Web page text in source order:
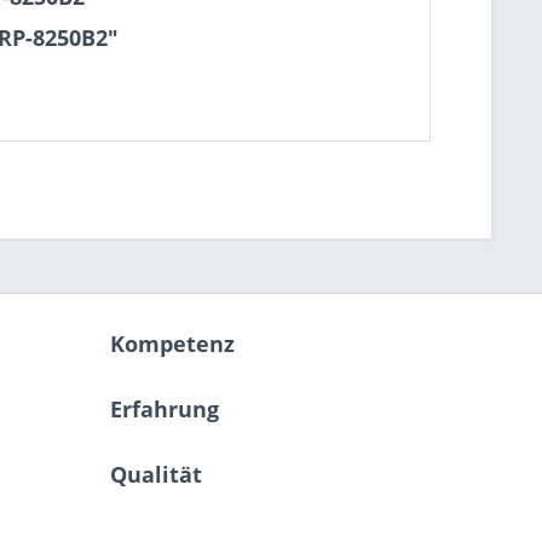
8250B2"
Kompetenz
Erfahrung
Qualität